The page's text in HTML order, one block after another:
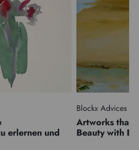
erlernen und
Blockx Advices
Artworks that
Beauty with